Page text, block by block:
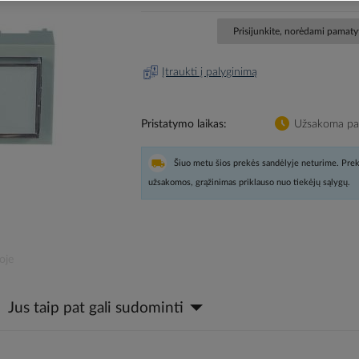
Prisijunkite, norėdami
Įtraukti į palyginimą
Pristatymo laikas Užsakoma
Šiuo metu šios prekės sandėlyje neturime.
užsakomos, grąžinimas priklauso nuo tiekėjų sąlygų.
Jus taip pat gali sudominti